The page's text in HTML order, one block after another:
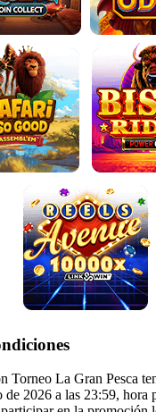
Torneo La Gran Pesca
2026 a las 23:59, hora